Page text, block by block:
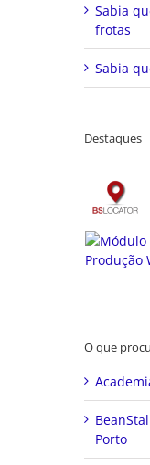
Sabia
frotas
Sabia
Destaques
O que
Porto